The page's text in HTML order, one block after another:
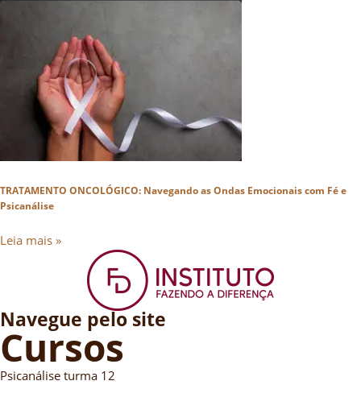
TRATAMENTO ONCOLÓGICO: Navegando as Ondas Emocionais com Fé e
Psicanálise
Leia mais »
Navegue pelo site
Cursos
Psicanálise turma 12